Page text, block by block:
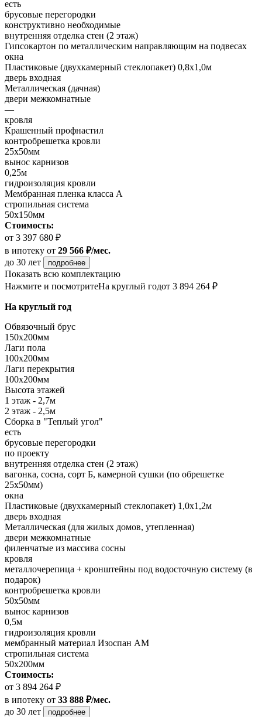
есть
брусовые перегородки
конструктивно необходимые
внутренняя отделка стен (2 этаж)
Гипсокартон по металлическим направляющим на подвесах
окна
Пластиковые (двухкамерный стеклопакет) 0,8х1,0м
дверь входная
Металлическая (дачная)
двери межкомнатные
—
кровля
Крашенный профнастил
контробрешетка кровли
25х50мм
вынос карнизов
0,25м
гидроизоляция кровли
Мембранная пленка класса А
стропильная система
50х150мм
Стоимость:
от 3 397 680 ₽
в ипотеку от 29 566 ₽/мес.
до 30 лет
подробнее
Показать всю комплектацию
Нажмите и посмотритеНа круглый годот 3 894 264 ₽
На круглый год
Обвязочный брус
150х200мм
Лаги пола
100х200мм
Лаги перекрытия
100х200мм
Высота этажей
1 этаж - 2,7м
2 этаж - 2,5м
Сборка в "Теплый угол"
есть
брусовые перегородки
по проекту
внутренняя отделка стен (2 этаж)
вагонка, сосна, сорт Б, камерной сушки (по обрешетке
25х50мм)
окна
Пластиковые (двухкамерный стеклопакет) 1,0х1,2м
дверь входная
Металлическая (для жилых домов, утепленная)
двери межкомнатные
филенчатые из массива сосны
кровля
металлочерепица + кронштейны под водосточную систему (в
подарок)
контробрешетка кровли
50х50мм
вынос карнизов
0,5м
гидроизоляция кровли
мембранный материал Изоспан АМ
стропильная система
50х200мм
Стоимость:
от 3 894 264 ₽
в ипотеку от 33 888 ₽/мес.
до 30 лет
подробнее